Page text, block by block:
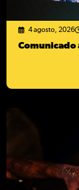
4 agosto, 2026
Comunicado